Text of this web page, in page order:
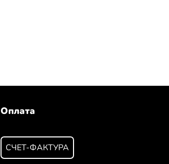
Оплата
СЧЕТ-ФАКТУРА